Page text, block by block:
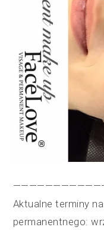
Aktualne terminy
permanentnego: